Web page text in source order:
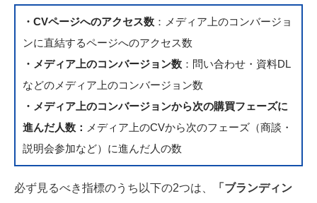
・CVページへのアクセス数 ：メディア上のコンバージョ
ンに直結するページへのアクセス数
・メディア上のコンバージョン数 ：問い合わせ・資料DL
などのメディア上のコンバージョン数
・メディア上のコンバージョンから次の購買フェーズに
進んだ人数： メディア上のCVから次のフェーズ（商談・
説明会参加など）に進んだ人の数
必ず見るべき指標のうち以下の2つは、
「ブランディン